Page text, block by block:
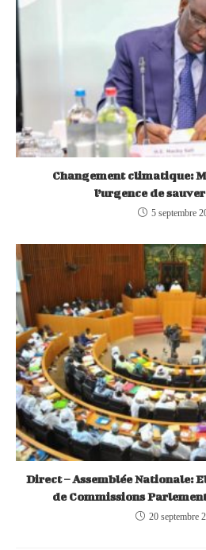
Changement climatique:
l’urgence de
5 septembre
Direct – Assemblée Nationale:
de Commissions
20 septembre